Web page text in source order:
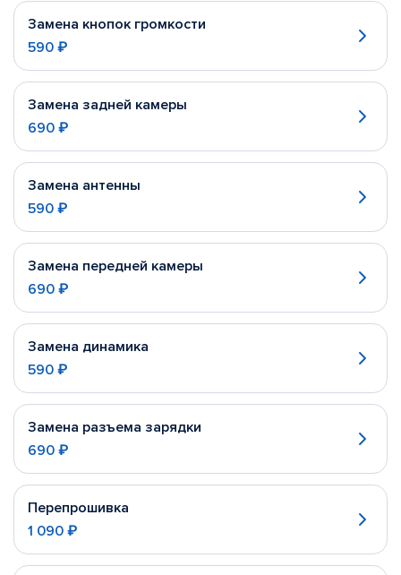
Замена кнопок громкости
590 ₽
Замена задней камеры
690 ₽
Замена антенны
590 ₽
Замена передней камеры
690 ₽
Замена динамика
590 ₽
Замена разъема зарядки
690 ₽
Перепрошивка
1 090 ₽